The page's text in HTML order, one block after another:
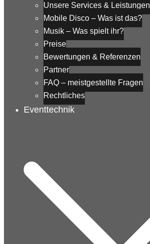
Unsere Services & Leistungen
Mobile Disco – Was ist das?
Musik – Was spielt ihr?
Preise
Bewertungen & Referenzen
Partner
FAQ – meistgestellte Fragen
Rechtliches
Eventtechnik